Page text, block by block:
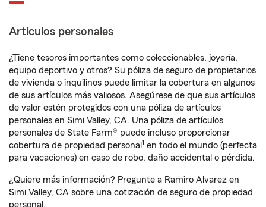
Artículos personales
¿Tiene tesoros importantes como coleccionables, joyería,
equipo deportivo y otros? Su póliza de seguro de propietarios
de vivienda o inquilinos puede limitar la cobertura en algunos
de sus artículos más valiosos. Asegúrese de que sus artículos
de valor estén protegidos con una póliza de artículos
personales en Simi Valley, CA. Una póliza de artículos
personales de State Farm® puede incluso proporcionar
cobertura de propiedad personal 1 en todo el mundo (perfecta
para vacaciones) en caso de robo, daño accidental o pérdida.
¿Quiere más información? Pregunte a Ramiro Alvarez en
Simi Valley, CA sobre una cotización de seguro de propiedad
personal.